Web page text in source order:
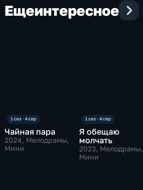
Ещеинтересное
Чайная пара
2024, Мелодрамы,
Мини
Я обещаю
молчать
2023, Мелодрамы,
Мини